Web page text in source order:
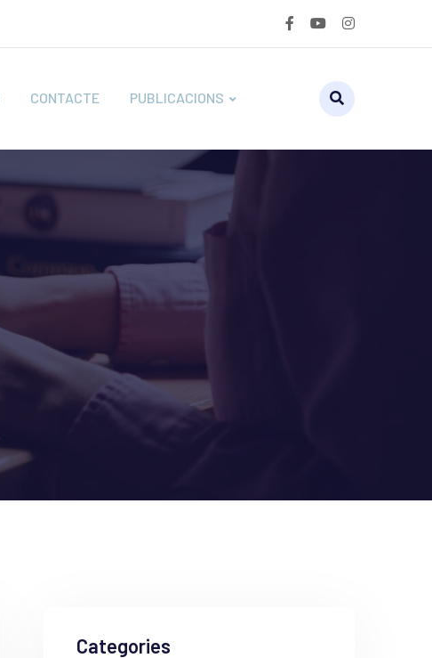
CONTACTE PUBLICACIONS
Categories